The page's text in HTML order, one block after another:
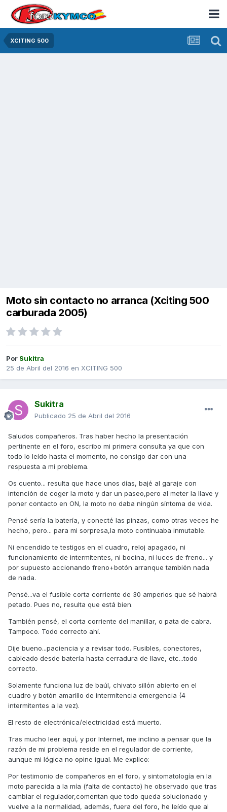
XCITING 500
Moto sin contacto no arranca (Xciting 500
carburada 2005)
Por Sukitra
25 de Abril del 2016 en XCITING 500
Sukitra
Publicado 25 de Abril del 2016
Saludos compañeros. Tras haber hecho la presentación
pertinente en el foro, escribo mi primera consulta ya que con
todo lo leído hasta el momento, no consigo dar con una
respuesta a mi problema.
Os cuento... resulta que hace unos días, bajé al garaje con
intención de coger la moto y dar un paseo,pero al meter la llave y
poner contacto en ON, la moto no daba ningún síntoma de vida.
Pensé sería la batería, y conecté las pinzas, como otras veces he
hecho, pero... para mi sorpresa,la moto continuaba inmutable.
Ni encendido te testigos en el cuadro, reloj apagado, ni
funcionamiento de intermitentes, ni bocina, ni luces de freno... y
por supuesto accionando freno+botón arranque también nada
de nada.
Pensé...va el fusible corta corriente de 30 amperios que sé habrá
petado. Pues no, resulta que está bien.
También pensé, el corta corriente del manillar, o pata de cabra.
Tampoco. Todo correcto ahí.
Dije bueno...paciencia y a revisar todo. Fusibles, conectores,
cableado desde batería hasta cerradura de llave, etc...todo
correcto.
Solamente funciona luz de baúl, chivato sillón abierto en el
cuadro y botón amarillo de intermitencia emergencia (4
intermitentes a la vez).
El resto de electrónica/electricidad está muerto.
Tras mucho leer aquí, y por Internet, me inclino a pensar que la
razón de mi problema reside en el regulador de corriente,
aunque mi lógica no opine igual. Me explico:
Por testimonio de compañeros en el foro, y sintomatología en la
moto parecida a la mía (falta de contacto) he observado que tras
cambiar el regulador,comentan que todo queda solucionado y
vuelve a la normalidad, además, fuera del foro, he leído que al